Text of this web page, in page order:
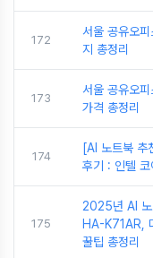
172
서울 공유오
지 총정리
173
서울 공유오
가격 총정리
174
[AI 노트북
후기 : 인텔
175
2025년 AI
HA-K71AR,
꿀팁 총정리